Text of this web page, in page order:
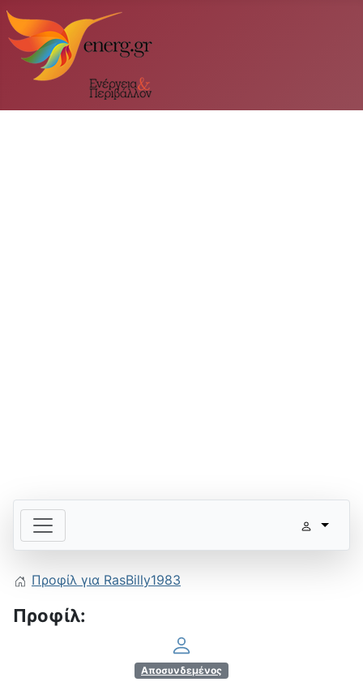
Προφίλ για RasBilly1983
Προφίλ:
Αποσυνδεμένος